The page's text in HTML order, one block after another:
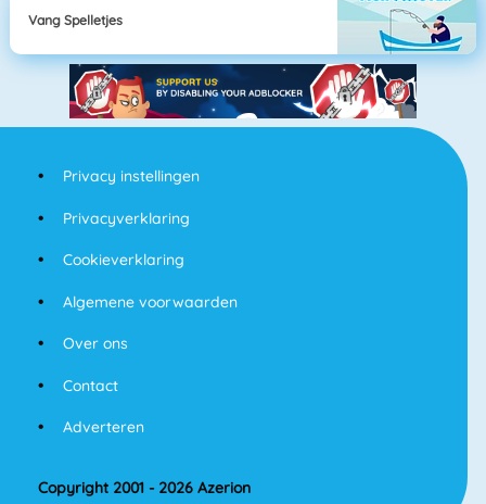
Vang Spelletjes
Privacy instellingen
Privacyverklaring
Cookieverklaring
Algemene voorwaarden
Over ons
Contact
Adverteren
Copyright 2001 - 2026 Azerion